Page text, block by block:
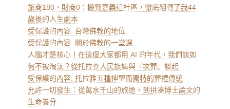
旅商180、財商0：搬到嘉義這社區，徹底翻轉了我44
歲後的人生劇本
受保護的內容: 台灣佛教的地位
受保護的內容: 關於佛教的一堂課
人腦才是核心！在這個大家都用 AI 的年代，我們該如
何不被淘汰？從托拉查人民族誌與『次葬』談起
受保護的內容: 托拉雅五種神聖而獨特的葬禮傳統
允許一切發生：從萬水千山的旅途，到拼湊博士論文的
生命養分